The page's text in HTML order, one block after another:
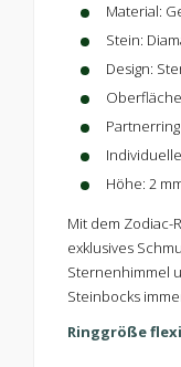
Material:
Stein:
Design:
Höhe: 2
Mit dem Zodiac-
exklusives
Sternenhimmel
Steinbocks
Ringgröße